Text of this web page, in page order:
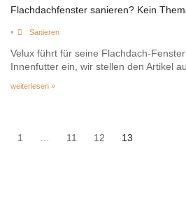
Flachdachfenster sanieren? Kein
• Sanieren
Velux führt für seine Flachdach-
Innenfutter ein, wir stellen den Artikel
weiterlesen »
1 11 12 13